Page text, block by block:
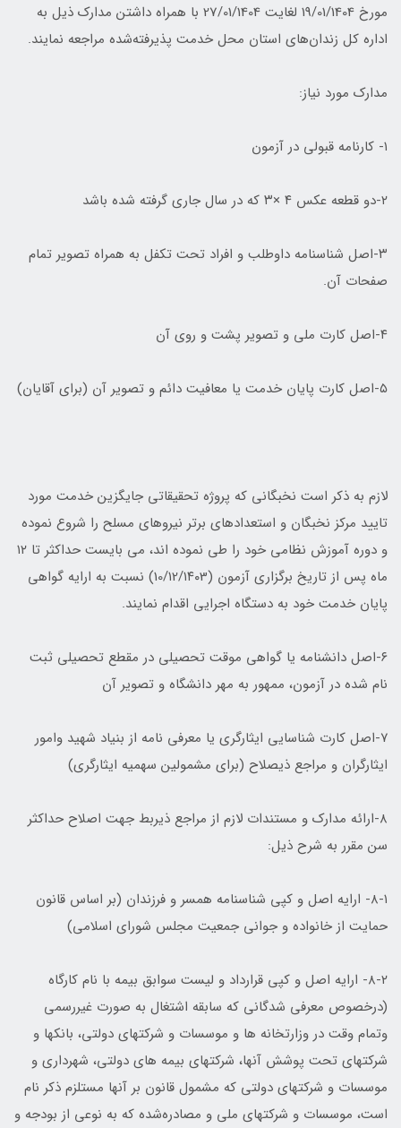
مورخ 19/01/1404 لغایت 27/01/1404 با همراه داشتن مدارک ذیل به
اداره کل زندان‌های استان محل خدمت پذیرفته‌شده مراجعه نمایند.
مدارک مورد نیاز:
۱- کارنامه قبولی در آزمون
۲-دو قطعه عکس ۴ ×۳ که در سال جاری گرفته شده باشد
۳-اصل شناسنامه داوطلب و افراد تحت تکفل به همراه تصویر تمام
صفحات آن.
۴-اصل کارت ملی و تصویر پشت و روی آن
۵-اصل کارت پایان خدمت یا معافیت دائم و تصویر آن (برای آقایان)
لازم به ذکر است نخبگانی که پروژه تحقیقاتی جایگزین خدمت مورد
تایید مرکز نخبگان و استعدادهای برتر نیروهای مسلح را شروع نموده
و دوره آموزش نظامی خود را طی نموده اند، می بایست حداکثر تا ۱۲
ماه پس از تاریخ برگزاری آزمون (10/۱2/۱۴۰3) نسبت به ارایه گواهی
پایان خدمت خود به دستگاه اجرایی اقدام نمایند.
۶-اصل دانشنامه یا گواهی موقت تحصیلی در مقطع تحصیلی ثبت
نام شده در آزمون، ممهور به مهر دانشگاه و تصویر آن
۷-اصل کارت شناسایی ایثارگری یا معرفی نامه از بنیاد شهید وامور
ایثارگران و مراجع ذیصلاح (برای مشمولین سهمیه ایثارگری)
۸-ارائه مدارک و مستندات لازم از مراجع ذیربط جهت اصلاح حداکثر
سن مقرر به شرح ذیل:
۸-۱- ارایه اصل و کپی شناسنامه همسر و فرزندان (بر اساس قانون
حمایت از خانواده و جوانی جمعیت مجلس شورای اسلامی)
۸-۲- ارایه اصل و کپی قرارداد و لیست سوابق بیمه با نام کارگاه
(درخصوص معرفی شدگانی که سابقه اشتغال به صورت غیررسمی
وتمام وقت در وزارتخانه ها و موسسات و شرکتهای دولتی، بانکها و
شرکتهای تحت پوشش آنها، شرکتهای بیمه های دولتی، شهرداری و
موسسات و شرکتهای دولتی که مشمول قانون بر آنها مستلزم ذکر نام
است، موسسات و شرکتهای ملی و مصادره‌شده که به نوعی از بودجه و